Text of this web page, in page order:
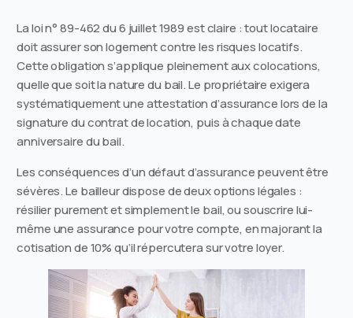
La loi n° 89-462 du 6 juillet 1989 est claire : tout locataire
doit assurer son logement contre les risques locatifs.
Cette obligation s’applique pleinement aux colocations,
quelle que soit la nature du bail. Le propriétaire exigera
systématiquement une attestation d’assurance lors de la
signature du contrat de location, puis à chaque date
anniversaire du bail.
Les conséquences d’un défaut d’assurance peuvent être
sévères. Le bailleur dispose de deux options légales :
résilier purement et simplement le bail, ou souscrire lui-
même une assurance pour votre compte, en majorant la
cotisation de 10% qu’il répercutera sur votre loyer.